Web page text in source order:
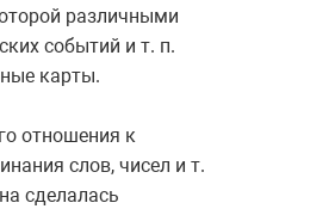
различными
событий и т. п.
карты.
отношения к
слов, чисел и т.
сделалась